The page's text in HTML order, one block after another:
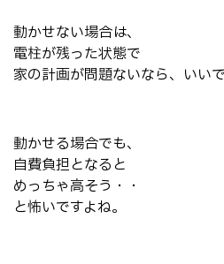
動かせない場合は、
電柱が残った状態で
家の計画が問題ないなら、いいで
動かせる場合でも、
自費負担となると
めっちゃ高そう・・
と怖いですよね。